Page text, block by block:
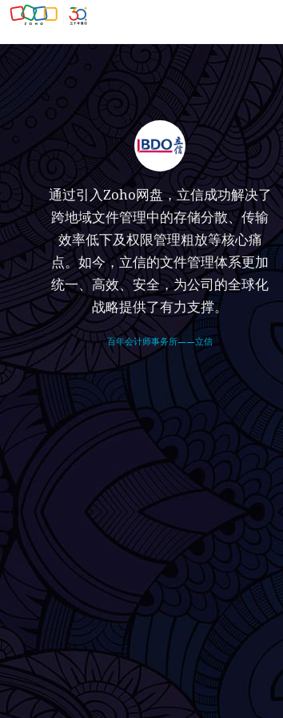
通过引入Zoho网盘，立信成功解决了
跨地域文件管理中的存储分散、传输
效率低下及权限管理粗放等核心痛
点。如今，立信的文件管理体系更加
统一、高效、安全，为公司的全球化
战略提供了有力支撑。
百年会计师事务所——立信